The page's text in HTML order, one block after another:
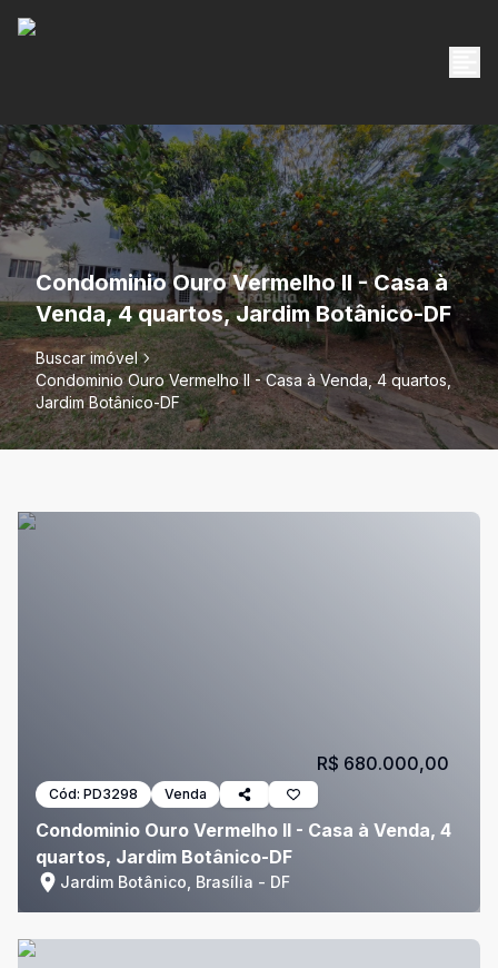
Condominio Ouro Vermelho II - Casa à
Venda, 4 quartos, Jardim Botânico-DF
Buscar imóvel
Condominio Ouro Vermelho II - Casa à Venda, 4 quartos,
Jardim Botânico-DF
Cód: PD3298 Venda
Condominio Ouro Vermelho II - Casa à Venda, 4
quartos, Jardim Botânico-DF
Jardim Botânico, Brasília - DF
R$ 680.000,00